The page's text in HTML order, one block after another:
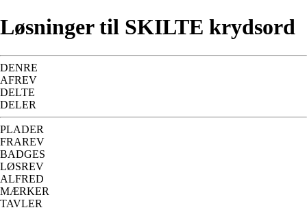
Løsninger til SKILTE krydsord
DENRE
AFREV
DELTE
DELER
PLADER
FRAREV
BADGES
LØSREV
ALFRED
MÆRKER
TAVLER